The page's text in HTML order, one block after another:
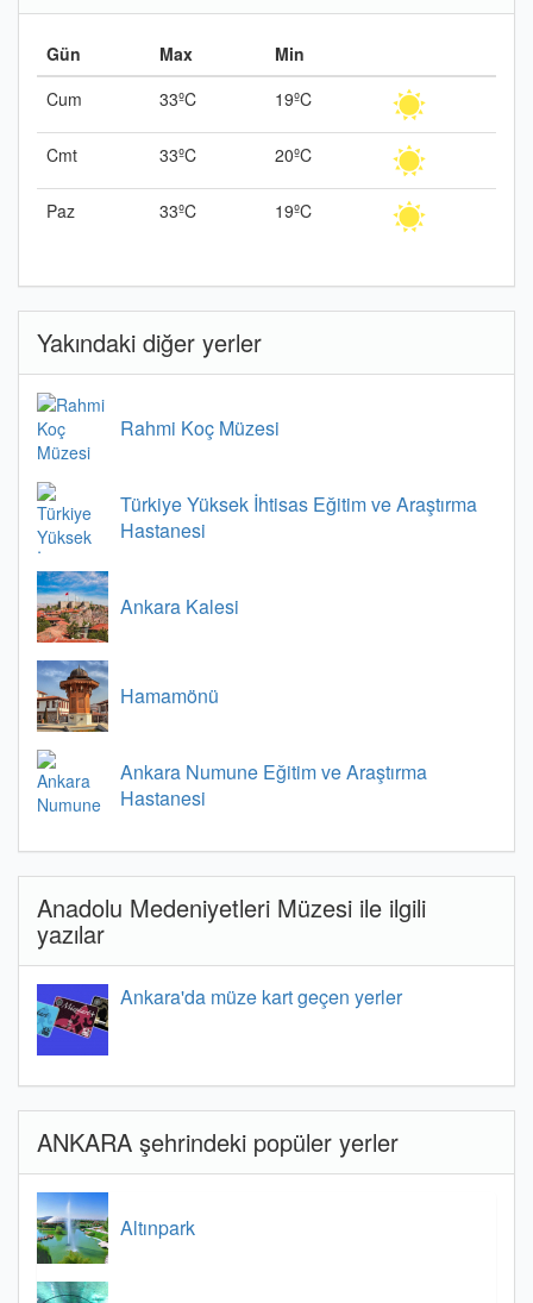
Gün Max
Min
Cum
33ºC 19ºC
Cmt 33ºC 20ºC
Paz 33ºC 19ºC
Yakındaki diğer yerler
Rahmi Koç Müzesi
Türkiye Yüksek İhtisas Eğitim ve Araştırma
Hastanesi
Ankara Kalesi
Hamamönü
Ankara Numune Eğitim ve Araştırma
Hastanesi
Anadolu Medeniyetleri Müzesi ile ilgili
yazılar
Ankara'da müze kart geçen yerler
ANKARA şehrindeki popüler yerler
Altınpark